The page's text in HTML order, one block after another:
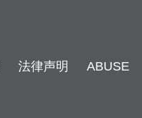
法律声明 ABUSE